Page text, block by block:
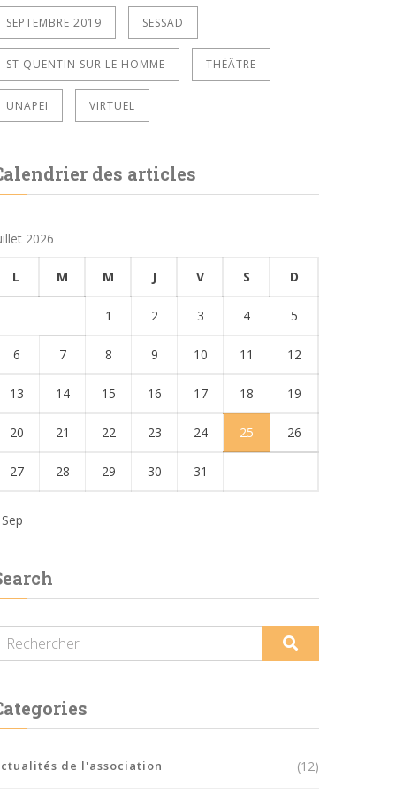
SEPTEMBRE 2019 SESSAD
ST QUENTIN SUR LE HOMME THÉÂTRE
UNAPEI VIRTUEL
des articles
2026
L M M J V S D
1 2 3 4 5
6 7 8 9 10 11 12
13 14 15 16 17 18 19
20 21 22 23 24 25 26
27 28 29 30 31
de l'association (12)